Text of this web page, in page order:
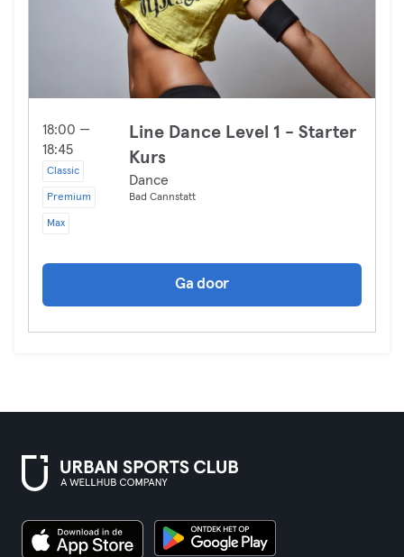
18:00 —
18:45
Classic
Premium
Max
Line Dance Level 1 - Starter
Kurs
Dance
Bad Cannstatt
Ga door